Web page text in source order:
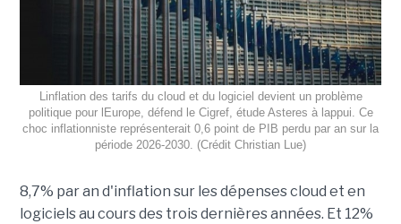
Linflation des tarifs du cloud et du logiciel devient un problème
politique pour lEurope, défend le Cigref, étude Asteres à lappui. Ce
choc inflationniste représenterait 0,6 point de PIB perdu par an sur la
période 2026-2030. (Crédit Christian Lue)
8,7% par an d'inflation sur les dépenses cloud et en
logiciels au cours des trois dernières années. Et 12%